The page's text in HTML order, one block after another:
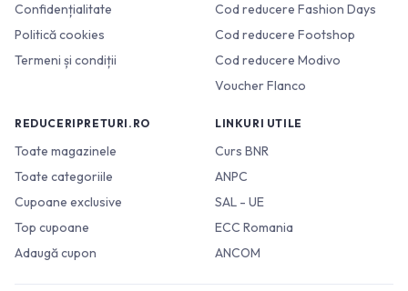
Confidențialitate
Politică cookies
Termeni și condiții
Cod reducere Fashion Days
Cod reducere Footshop
Cod reducere Modivo
Voucher Flanco
REDUCERIPRETURI.RO
Toate magazinele
Toate categoriile
Cupoane exclusive
Top cupoane
Adaugă cupon
LINKURI UTILE
Curs BNR
ANPC
SAL - UE
ECC Romania
ANCOM